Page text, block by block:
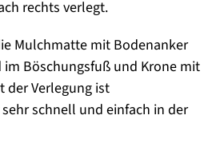
rechts verlegt.
Mulchmatte mit Bodenanker
Böschungsfuß und Krone mit
der Verlegung ist
schnell und einfach in der